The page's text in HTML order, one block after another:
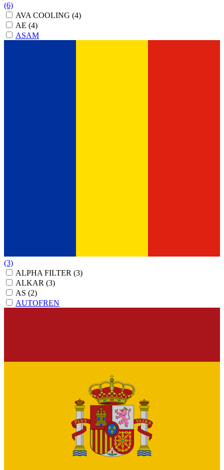
(6)
AVA COOLING (4)
AE (4)
ASAM
(3)
ALPHA FILTER (3)
ALKAR (3)
AS (2)
AUTOFREN